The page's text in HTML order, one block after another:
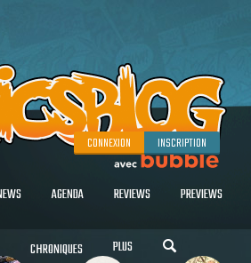
CONNEXION INSCRIPTION
AGENDA REVIEWS PREVIEWS
CHRONIQUES PLUS